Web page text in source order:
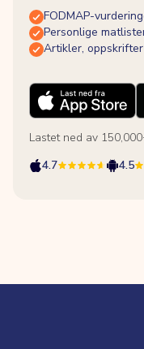
FODMAP-
Personlige
Artikler,
Lastet ned av
4.7
4.5